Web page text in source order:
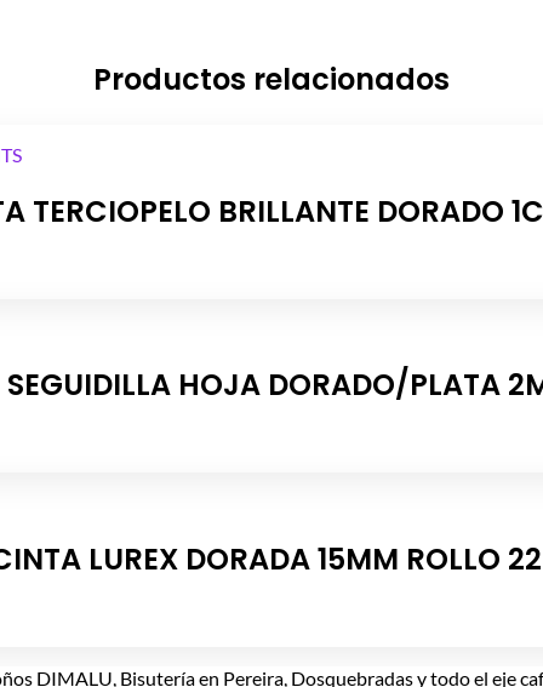
Productos relacionados
TERCIOPELO BRILLANTE DORADO
SEGUIDILLA HOJA DORADO/PLATA
LUREX DORADA 15MM ROLLO